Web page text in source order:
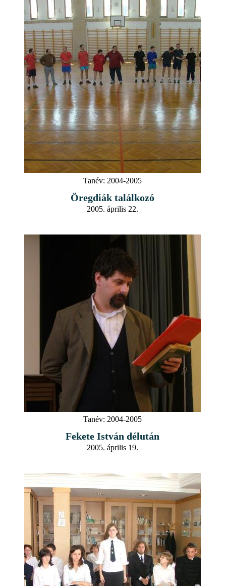
Tanév: 2004-2005
Öregdiák találkozó
2005. április 22.
Tanév: 2004-2005
Fekete István délután
2005. április 19.